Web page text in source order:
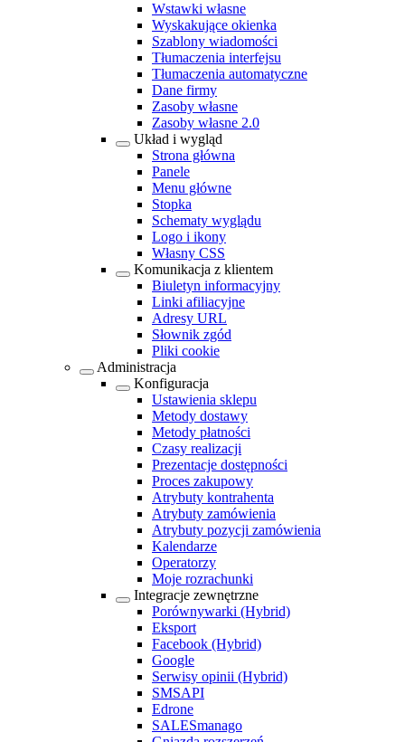
Wstawki własne
Wyskakujące okienka
Szablony wiadomości
Tłumaczenia interfejsu
Tłumaczenia automatyczne
Dane firmy
Zasoby własne
Zasoby własne 2.0
Układ i wygląd
Strona główna
Panele
Menu główne
Stopka
Schematy wyglądu
Logo i ikony
Własny CSS
Komunikacja z klientem
Biuletyn informacyjny
Linki afiliacyjne
Adresy URL
Słownik zgód
Pliki cookie
Administracja
Konfiguracja
Ustawienia sklepu
Metody dostawy
Metody płatności
Czasy realizacji
Prezentacje dostępności
Proces zakupowy
Atrybuty kontrahenta
Atrybuty zamówienia
Atrybuty pozycji zamówienia
Kalendarze
Operatorzy
Moje rozrachunki
Integracje zewnętrzne
Porównywarki (Hybrid)
Eksport
Facebook (Hybrid)
Google
Serwisy opinii (Hybrid)
SMSAPI
Edrone
SALESmanago